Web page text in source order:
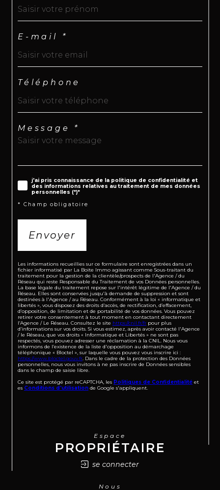
E-mail *
Téléphone
Message *
j'ai pris connaissance de la politique de confidentialité et
des informations relatives au traitement de mes données
personnelles (*)*
* Champ obligatoire
Envoyer
Les informations recueillies sur ce formulaire sont enregistrées dans un
fichier informatisé par La Boite Immo agissant comme Sous-traitant du
traitement pour la gestion de la clientèle/prospects de l'Agence / du
Réseau qui reste Responsable du Traitement de vos Données personnelles.
La base légale du traitement repose sur l'intérêt légitime de l'Agence / du
Réseau. Elles sont conservées jusqu'à demande de suppression et sont
destinées à l'Agence / au Réseau. Conformément à la loi « informatique et
libertés », vous disposez des droits d’accès, de rectification, d’effacement,
d’opposition, de limitation et de portabilité de vos données. Vous pouvez
retirer votre consentement à tout moment en contactant directement
l’Agence / Le Réseau. Consultez le site https://cnil.fr/fr pour plus
d’informations sur vos droits. Si vous estimez, après avoir contacté l'Agence
/ le Réseau, que vos droits « Informatique et Libertés » ne sont pas
respectés, vous pouvez adresser une réclamation à la CNIL. Nous vous
informons de l’existence de la liste d'opposition au démarchage
téléphonique « Bloctel », sur laquelle vous pouvez vous inscrire ici :
https://www.bloctel.gouv.fr . Dans le cadre de la protection des Données
personnelles, nous vous invitons à ne pas inscrire de Données sensibles
dans le champ de saisie libre.
Ce site est protégé par reCAPTCHA, les Politiques de Confidentialité et
es Conditions d'utilisation de Google s'appliquent.
Espace
PROPRIÉTAIRE
se connecter
Nous